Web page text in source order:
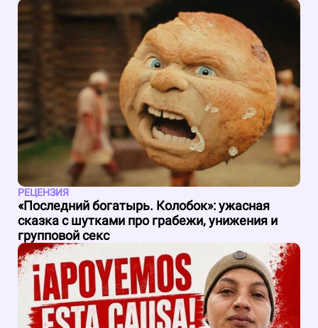
РЕЦЕНЗИЯ
«Последний богатырь. Колобок»: ужасная
сказка с шутками про грабежи, унижения и
групповой секс